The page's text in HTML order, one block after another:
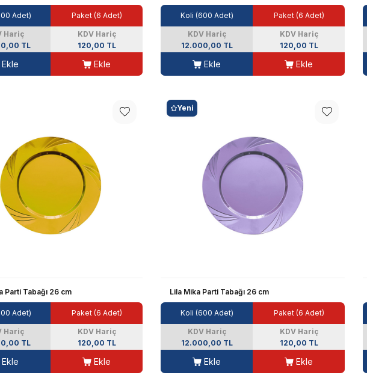
Adet)
Hariç
TL
Ekle
Paket (6 Adet)
KDV Hariç
120,00 TL
Ekle
Koli (600 Adet)
KDV Hariç
12.000,00 TL
Ekle
Paket (6 Adet)
KDV Hariç
120,00 TL
Ekle
Parti Tabağı 26 cm
Adet)
Hariç
TL
Ekle
Paket (6 Adet)
KDV Hariç
120,00 TL
Ekle
Yeni
Lila Mika Parti Tabağı 26 cm
Koli (600 Adet)
KDV Hariç
12.000,00 TL
Ekle
Paket (6 Adet)
KDV Hariç
120,00 TL
Ekle